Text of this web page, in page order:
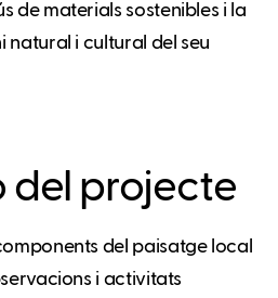
de materials sostenibles i la
i cultural del seu
del projecte
del paisatge local
i activitats